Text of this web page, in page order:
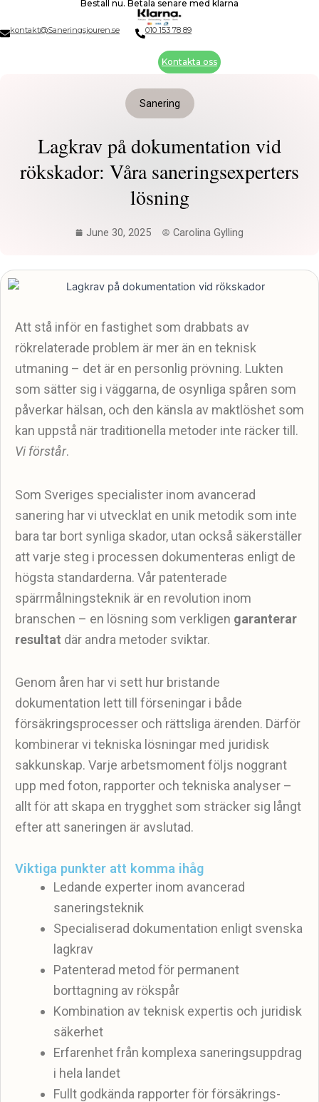
content
Beställ nu. Betala senare med klarna
kontakt@Saneringsjouren.se 010 153 78 89
Kontakta oss
Sanering
Lagkrav på dokumentation vid
rökskador: Våra saneringsexperters
lösning
June 30, 2025 Carolina Gylling
Att stå inför en fastighet som drabbats av
rökrelaterade problem är mer än en teknisk
utmaning – det är en personlig prövning. Lukten
som sätter sig i väggarna, de osynliga spåren som
påverkar hälsan, och den känsla av maktlöshet som
kan uppstå när traditionella metoder inte räcker till.
Vi förstår.
Som Sveriges specialister inom avancerad
sanering har vi utvecklat en unik metodik som inte
bara tar bort synliga skador, utan också säkerställer
att varje steg i processen dokumenteras enligt de
högsta standarderna. Vår patenterade
spärrmålningsteknik är en revolution inom
branschen – en lösning som verkligen garanterar
resultat där andra metoder sviktar.
Genom åren har vi sett hur bristande
dokumentation lett till förseningar i både
försäkringsprocesser och rättsliga ärenden. Därför
kombinerar vi tekniska lösningar med juridisk
sakkunskap. Varje arbetsmoment följs noggrant
upp med foton, rapporter och tekniska analyser –
allt för att skapa en trygghet som sträcker sig långt
efter att saneringen är avslutad.
Viktiga punkter att komma ihåg
Ledande experter inom avancerad
saneringsteknik
Specialiserad dokumentation enligt svenska
lagkrav
Patenterad metod för permanent
borttagning av rökspår
Kombination av teknisk expertis och juridisk
säkerhet
Erfarenhet från komplexa saneringsuppdrag
i hela landet
Fullt godkända rapporter för försäkrings-